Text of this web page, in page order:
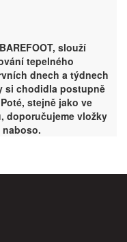
slouží
tepelného
dnech a týdnech
si chodidla postupně
stejně jako ve
doporučujeme vložky